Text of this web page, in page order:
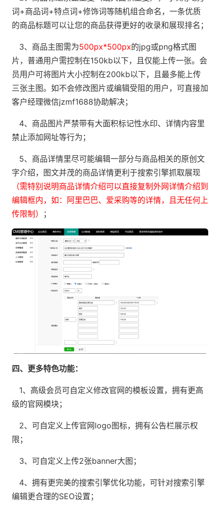
词+商品词+特点词+修饰词等随机组合命名，一条优质
的商品标题可以让您的商品获得更好的收录和展现排名；
3、商品主图需为500px*500px的jpg或png格式图
片，普通用户需控制在150kb以下，且仅能上传一张。会
员用户可将图片大小控制在200kb以下，且最多能上传
三张主图。如不会修改图片或编辑受阻的用户，可直接加
客户经理微信jzmf1688协助解决；
4、商品图片严禁带有大面积标记性水印、详情内容里
禁止添加网址等行为；
5、商品详情里尽可能编辑一部分与商品相关的原创文
字介绍，图文并茂的商品详情更利于搜索引擎抓取展现
（需特别说明商品详情介绍可以直接复制外网详情介绍到
编辑框内，如：阿里巴巴、爱采购等的详情，且无任何上
传限制）
；
四、更多特色功能：
1、高级会员可自定义修改官网的模板设置，拥有更高
级的官网模块；
2、可自定义上传官网logo图标，拥有公告栏展示权
限；
3、可自定义上传2张banner大图；
4、拥有更完美的搜索引擎优化功能，可针对搜索引擎
编辑更合理的SEO设置；